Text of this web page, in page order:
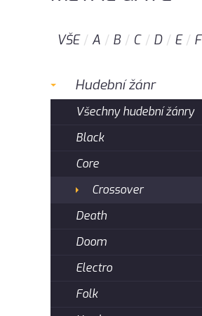
VŠE A B C D E F
Hudební žánr
Všechny hudební žánry
Black
Core
Crossover
Death
Doom
Electro
Folk